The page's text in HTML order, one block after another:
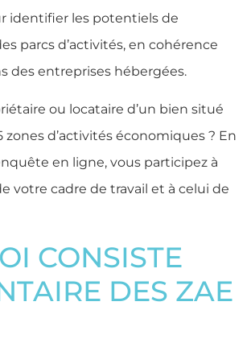
identifier les potentiels de
parcs d’activités, en cohérence
des entreprises hébergées.
ou locataire d’un bien situé
zones d’activités économiques ? En
en ligne, vous participez à
votre cadre de travail et à celui de
CONSISTE
DES ZAE